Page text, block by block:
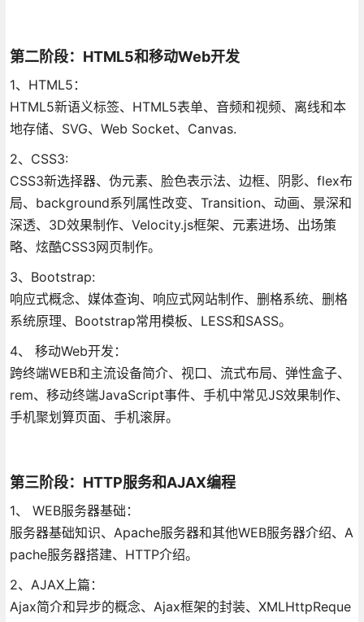
第二阶段：HTML5和移动Web开发
1、HTML5：
HTML5新语义标签、HTML5表单、音频和视频、离线和本
地存储、SVG、Web Socket、Canvas.
2、CSS3:
CSS3新选择器、伪元素、脸色表示法、边框、阴影、flex布
局、background系列属性改变、Transition、动画、景深和
深透、3D效果制作、Velocity.js框架、元素进场、出场策
略、炫酷CSS3网页制作。
3、Bootstrap:
响应式概念、媒体查询、响应式网站制作、删格系统、删格
系统原理、Bootstrap常用模板、LESS和SASS。
4、 移动Web开发：
跨终端WEB和主流设备简介、视口、流式布局、弹性盒子、
rem、移动终端JavaScript事件、手机中常见JS效果制作、
手机聚划算页面、手机滚屏。
第三阶段：HTTP服务和AJAX编程
1、 WEB服务器基础：
服务器基础知识、Apache服务器和其他WEB服务器介绍、A
pache服务器搭建、HTTP介绍。
2、AJAX上篇：
Ajax简介和异步的概念、Ajax框架的封装、XMLHttpReque